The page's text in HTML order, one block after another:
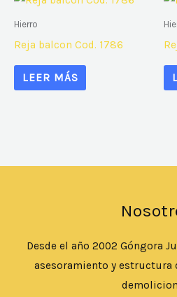
Hierro
Reja balcon Cod. 1786
LEER MÁS
Desde el año 2002 Góngora
asesoramiento y estructura